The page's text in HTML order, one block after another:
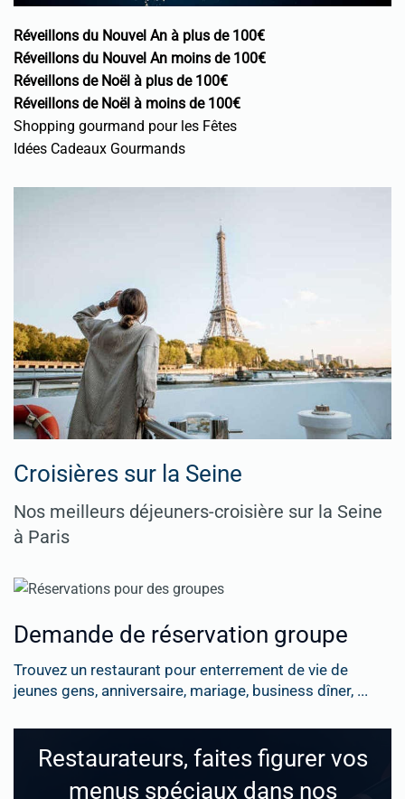
Réveillons du Nouvel An à plus de 100€
Réveillons du Nouvel An moins de 100€
Réveillons de Noël à plus de 100€
Réveillons de Noël à moins de 100€
Shopping gourmand pour les Fêtes
Idées Cadeaux Gourmands
Croisières sur la Seine
Nos meilleurs déjeuners-croisière sur la Seine
à Paris
Demande de réservation groupe
Trouvez un restaurant pour enterrement de vie de
jeunes gens, anniversaire, mariage, business dîner, ...
Restaurateurs, faites figurer vos
menus spéciaux dans nos